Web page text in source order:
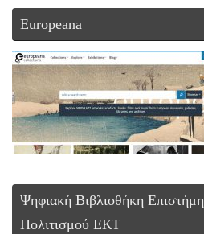
Europeana
Ψηφιακή Βιβλιοθήκη
Πολιτισμού ΕΚΤ